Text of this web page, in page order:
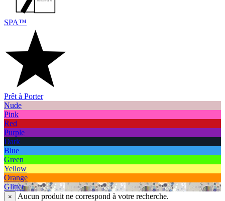
SPA™
Prêt à Porter
Nude
Pink
Red
Purple
Dark
Blue
Green
Yellow
Orange
Glitter
× Aucun produit ne correspond à votre recherche.